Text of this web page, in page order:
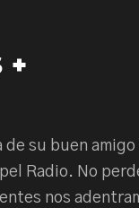
+
su buen
Radio. No
nos